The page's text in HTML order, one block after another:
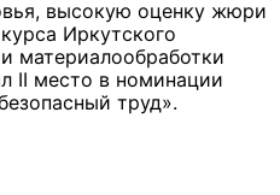
высокую оценку жюри
Иркутского
материалообработки
II место в номинации
труд».